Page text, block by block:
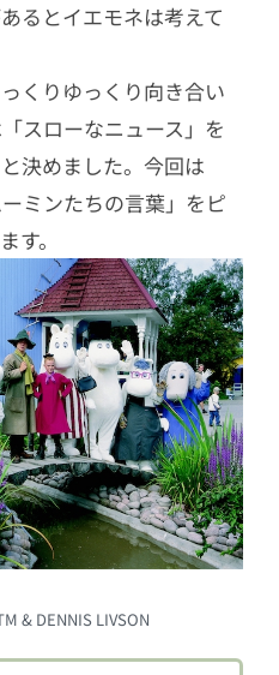
るとイエモネは考えて
くりゆっくり向き合い
スローなニュース」を
決めました。今回は
ミンたちの言葉」をピ
す。
& DENNIS LIVSON